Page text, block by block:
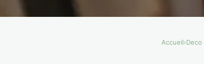
Accueil›Deco